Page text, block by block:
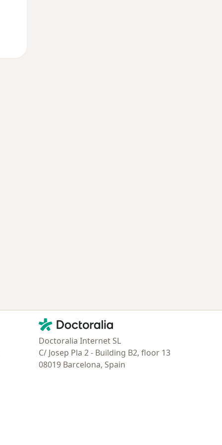
Contacto
Doctoralia - Página de inicio
Doctoralia Internet SL
C/ Josep Pla 2 - Building B2, floor 13
08019 Barcelona, Spain